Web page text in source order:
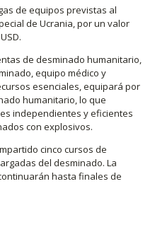
de equipos previstas al
de Ucrania, por un valor
de desminado humanitario,
equipo médico y
esenciales, equipará por
humanitario, lo que
independientes y eficientes
con explosivos.
cinco cursos de
del desminado. La
hasta finales de